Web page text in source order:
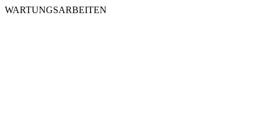
WARTUNGSARBEITEN